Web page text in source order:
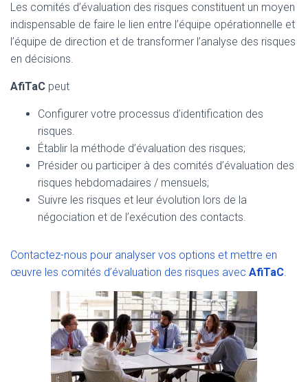
Les comités d’évaluation des risques constituent un moyen
indispensable de faire le lien entre l’équipe opérationnelle et
l’équipe de direction et de transformer l’analyse des risques
en décisions.
AfiTaC peut
Configurer votre processus d’identification des
risques.
Établir la méthode d’évaluation des risques;
Présider ou participer à des comités d’évaluation des
risques hebdomadaires / mensuels;
Suivre les risques et leur évolution lors de la
négociation et de l’exécution des contacts.
Contactez-nous pour analyser vos options et mettre en
œuvre les comités d’évaluation des risques avec AfiTaC.